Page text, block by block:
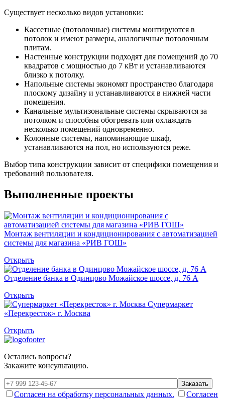
Существует несколько видов установки:
Кассетные (потолочные) системы монтируются в
потолок и имеют размеры, аналогичные потолочным
плитам.
Настенные конструкции подходят для помещений до 70
квадратов с мощностью до 7 кВт и устанавливаются
близко к потолку.
Напольные системы экономят пространство благодаря
плоскому дизайну и устанавливаются в нижней части
помещения.
Канальные мультизональные системы скрываются за
потолком и способны обогревать или охлаждать
несколько помещений одновременно.
Колонные системы, напоминающие шкаф,
устанавливаются на пол, но используются реже.
Выбор типа конструкции зависит от специфики помещения и
требований пользователя.
Выполненные проекты
Монтаж вентиляции и кондиционирования с автоматизацией
системы для магазина «РИВ ГОШ»
Открыть
Отделение банка в Одинцово Можайское шоссе, д. 76 А
Открыть
Супермаркет
«Перекресток» г. Москва
Открыть
Остались вопросы?
Закажите консультацию.
Заказать
Согласен на обработку персональных данных. Согласен